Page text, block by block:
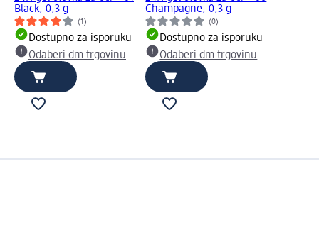
Black, 0,3 g
(1)
Dostupno za isporuku
Odaberi dm trgovinu
Champagne, 0,3 g
(0)
Dostupno za isporuku
Odaberi dm trgovinu